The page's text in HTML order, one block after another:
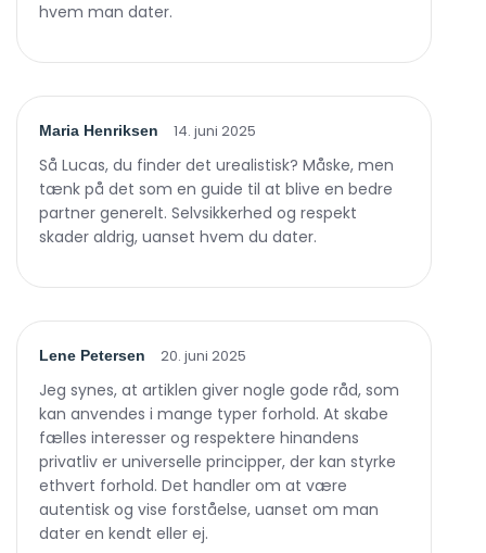
hvem man dater.
Maria Henriksen 14. juni 2025
Så Lucas, du finder det urealistisk? Måske, men
tænk på det som en guide til at blive en bedre
partner generelt. Selvsikkerhed og respekt
skader aldrig, uanset hvem du dater.
Lene Petersen 20. juni 2025
Jeg synes, at artiklen giver nogle gode råd, som
kan anvendes i mange typer forhold. At skabe
fælles interesser og respektere hinandens
privatliv er universelle principper, der kan styrke
ethvert forhold. Det handler om at være
autentisk og vise forståelse, uanset om man
dater en kendt eller ej.